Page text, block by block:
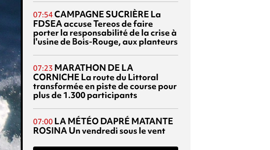
07:54CAMPAGNE SUCRIÈRE La
FDSEA accuse Tereos de faire
porter la responsabilité de la crise à
l'usine de Bois-Rouge, aux planteurs
07:23 MARATHON DE LA
CORNICHE La route du Littoral
transformée en piste de course pour
plus de 1.300 participants
07:00 LA MÉTÉO DAPRÉ MATANTE
ROSINAUn vendredi sous le vent